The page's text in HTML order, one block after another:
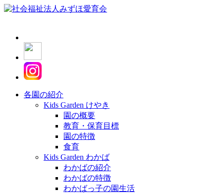
各園の紹介
Kids Garden けやき
園の概要
教育・保育目標
園の特徴
食育
Kids Garden わかば
わかばの紹介
わかばの特徴
わかばっ子の園生活